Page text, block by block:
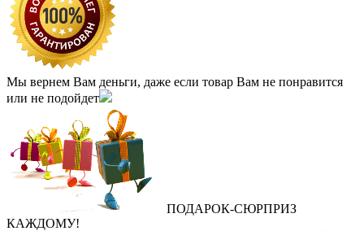
Мы вернем Вам деньги, даже если товар Вам не понравится
или не подойдет
ПОДАРОК‐СЮРПРИЗ
КАЖДОМУ!